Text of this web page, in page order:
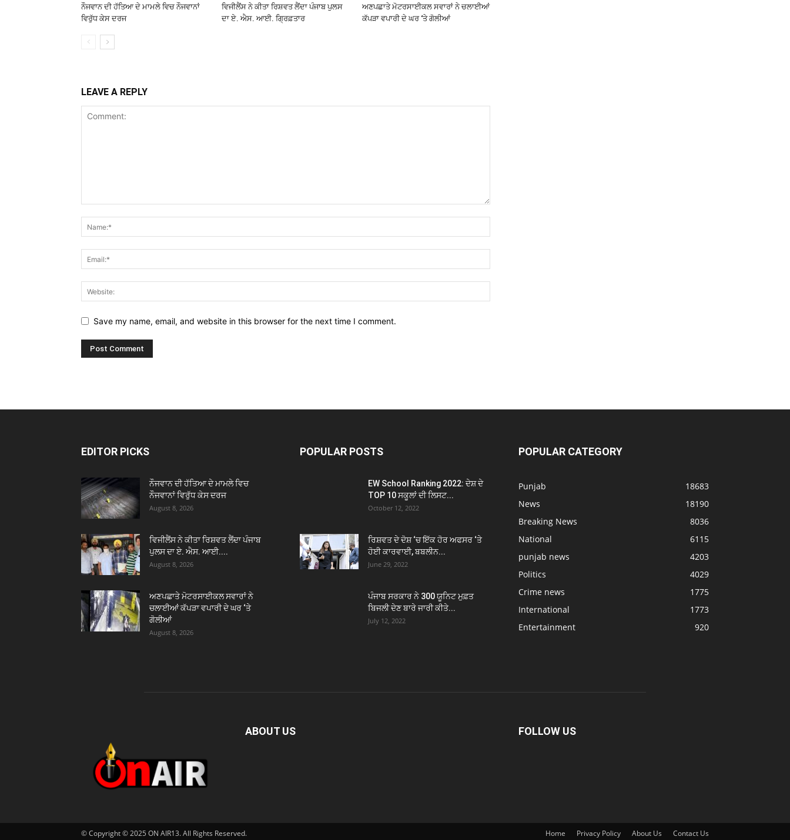
ਨੌਜਵਾਨ ਦੀ ਹੱਤਿਆ ਦੇ ਮਾਮਲੇ ਵਿਚ ਨੌਜਵਾਨਾਂ
ਵਿਰੁੱਧ ਕੇਸ ਦਰਜ
ਵਿਜੀਲੈਂਸ ਨੇ ਕੀਤਾ ਰਿਸ਼ਵਤ ਲੈਂਦਾ ਪੰਜਾਬ ਪੁਲਸ
ਦਾ ਏ. ਐਸ. ਆਈ. ਗ੍ਰਿਫ਼ਤਾਰ
ਅਣਪਛਾਤੇ ਮੋਟਰਸਾਈਕਲ ਸਵਾਰਾਂ ਨੇ ਚਲਾਈਆਂ
ਕੱਪੜਾ ਵਪਾਰੀ ਦੇ ਘਰ ‘ਤੇ ਗੋਲੀਆਂ
LEAVE A REPLY
Save my name, email, and website in this browser for the next time I comment.
EDITOR PICKS
ਨੌਜਵਾਨ ਦੀ ਹੱਤਿਆ ਦੇ ਮਾਮਲੇ ਵਿਚ
ਨੌਜਵਾਨਾਂ ਵਿਰੁੱਧ ਕੇਸ ਦਰਜ
August 8, 2026
ਵਿਜੀਲੈਂਸ ਨੇ ਕੀਤਾ ਰਿਸ਼ਵਤ ਲੈਂਦਾ ਪੰਜਾਬ
ਪੁਲਸ ਦਾ ਏ. ਐਸ. ਆਈ....
August 8, 2026
ਅਣਪਛਾਤੇ ਮੋਟਰਸਾਈਕਲ ਸਵਾਰਾਂ ਨੇ
ਚਲਾਈਆਂ ਕੱਪੜਾ ਵਪਾਰੀ ਦੇ ਘਰ ‘ਤੇ
ਗੋਲੀਆਂ
August 8, 2026
POPULAR POSTS
EW School Ranking 2022: ਦੇਸ਼ ਦੇ
TOP 10 ਸਕੂਲਾਂ ਦੀ ਲਿਸਟ...
October 12, 2022
ਰਿਸ਼ਵਤ ਦੇ ਦੋਸ਼ ‘ਚ ਇੱਕ ਹੋਰ ਅਫਸਰ ‘ਤੇ
ਹੋਈ ਕਾਰਵਾਈ, ਬਬਲੀਨ...
June 29, 2022
ਪੰਜਾਬ ਸਰਕਾਰ ਨੇ 300 ਯੂਨਿਟ ਮੁਫ਼ਤ
ਬਿਜਲੀ ਦੇਣ ਬਾਰੇ ਜਾਰੀ ਕੀਤੇ...
July 12, 2022
POPULAR CATEGORY
Punjab
18683
News
18190
Breaking News
8036
National
6115
punjab news
4203
Politics
4029
Crime news
1775
International
1773
Entertainment
920
ABOUT US FOLLOW US
Home Privacy Policy About Us Contact Us
© Copyright © 2025 ON AIR13. All Rights Reserved.